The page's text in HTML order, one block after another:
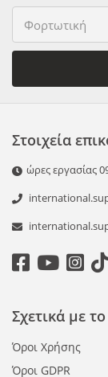
Στοιχεία
ώρες εργασίας
Σχετικά με
Όροι Χρήσης
Όροι GDPR